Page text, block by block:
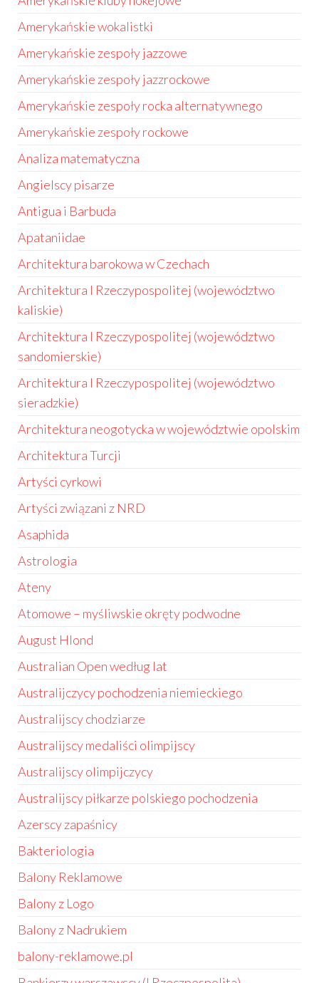
Amerykańskie wokalistki
Amerykańskie zespoły jazzowe
Amerykańskie zespoły jazzrockowe
Amerykańskie zespoły rocka alternatywnego
Amerykańskie zespoły rockowe
Analiza matematyczna
Angielscy pisarze
Antigua i Barbuda
Apataniidae
Architektura barokowa w Czechach
Architektura I Rzeczypospolitej (województwo
kaliskie)
Architektura I Rzeczypospolitej (województwo
sandomierskie)
Architektura I Rzeczypospolitej (województwo
sieradzkie)
Architektura neogotycka w województwie opolskim
Architektura Turcji
Artyści cyrkowi
Artyści związani z NRD
Asaphida
Astrologia
Ateny
Atomowe – myśliwskie okręty podwodne
August Hlond
Australian Open według lat
Australijczycy pochodzenia niemieckiego
Australijscy chodziarze
Australijscy medaliści olimpijscy
Australijscy olimpijczycy
Australijscy piłkarze polskiego pochodzenia
Azerscy zapaśnicy
Bakteriologia
Balony Reklamowe
Balony z Logo
Balony z Nadrukiem
balony-reklamowe.pl